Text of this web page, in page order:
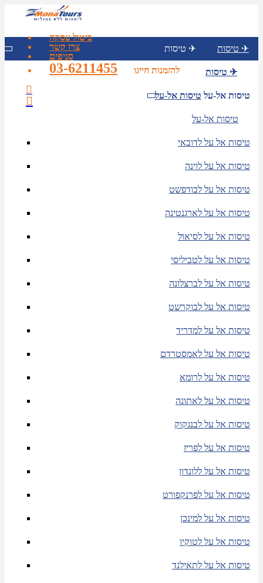
ביטול עסקה
צרו קשר
סניפים
להזמנות חייגו
03-6211455
טיסות ✈ טיסות ✈
טיסות ✈
טיסות אל-על טיסות אל-על
טיסות אל-על
טיסות אל על לדובאי
טיסות אל על לוינה
טיסות אל על לבודפשט
טיסות אל על לארגנטינה
טיסות אל על לסיאול
טיסות אל על לטביליסי
טיסות אל על לברצלונה
טיסות אל על לבוקרשט
טיסות אל על למדריד
טיסות אל על לאמסטרדם
טיסות אל על לרומא
טיסות אל על לאתונה
טיסות אל על לבנגקוק
טיסות אל על לפריז
טיסות אל על ללונדון
טיסות אל על לפרנקפורט
טיסות אל על למינכן
טיסות אל על לטוקיו
טיסות אל על לתאילנד